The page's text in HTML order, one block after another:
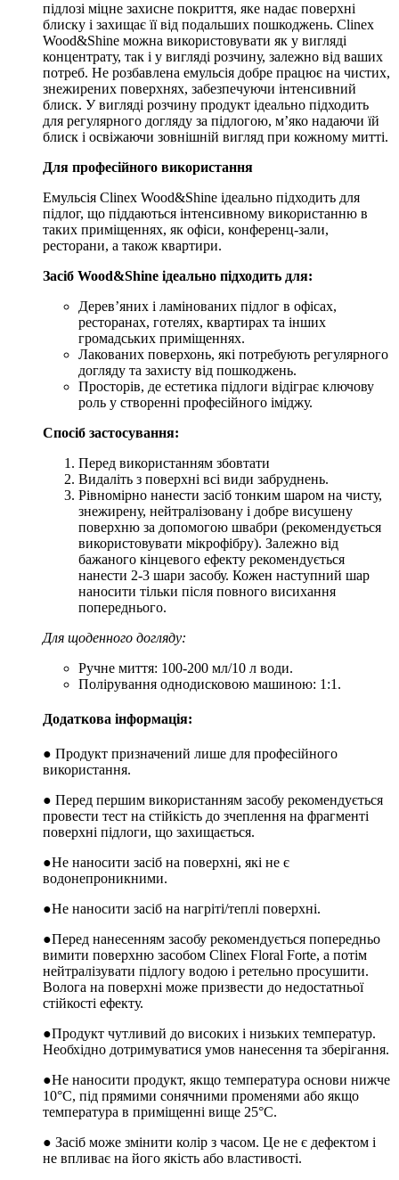
підлозі міцне захисне покриття, яке надає поверхні
блиску і захищає її від подальших пошкоджень. Clinex
Wood&Shine можна використовувати як у вигляді
концентрату, так і у вигляді розчину, залежно від ваших
потреб. Не розбавлена емульсія добре працює на чистих,
знежирених поверхнях, забезпечуючи інтенсивний
блиск. У вигляді розчину продукт ідеально підходить
для регулярного догляду за підлогою, м’яко надаючи їй
блиск і освіжаючи зовнішній вигляд при кожному митті.
Для професійного використання
Емульсія Clinex Wood&Shine ідеально підходить для
підлог, що піддаються інтенсивному використанню в
таких приміщеннях, як офіси, конференц-зали,
ресторани, а також квартири.
Засіб Wood&Shine ідеально підходить для:
Дерев’яних і ламінованих підлог в офісах,
ресторанах, готелях, квартирах та інших
громадських приміщеннях.
Лакованих поверхонь, які потребують регулярного
догляду та захисту від пошкоджень.
Просторів, де естетика підлоги відіграє ключову
роль у створенні професійного іміджу.
Спосіб застосування:
Перед використанням збовтати
Видаліть з поверхні всі види забруднень.
Рівномірно нанести засіб тонким шаром на чисту,
знежирену, нейтралізовану і добре висушену
поверхню за допомогою швабри (рекомендується
використовувати мікрофібру). Залежно від
бажаного кінцевого ефекту рекомендується
нанести 2-3 шари засобу. Кожен наступний шар
наносити тільки після повного висихання
попереднього.
Для щоденного догляду:
Ручне миття: 100-200 мл/10 л води.
Полірування однодисковою машиною: 1:1.
Додаткова інформація:
● Продукт призначений лише для професійного
використання.
● Перед першим використанням засобу рекомендується
провести тест на стійкість до зчеплення на фрагменті
поверхні підлоги, що захищається.
●Не наносити засіб на поверхні, які не є
водонепроникними.
●Не наносити засіб на нагріті/теплі поверхні.
●Перед нанесенням засобу рекомендується попередньо
вимити поверхню засобом Clinex Floral Forte, а потім
нейтралізувати підлогу водою і ретельно просушити.
Волога на поверхні може призвести до недостатньої
стійкості ефекту.
●Продукт чутливий до високих і низьких температур.
Необхідно дотримуватися умов нанесення та зберігання.
●Не наносити продукт, якщо температура основи нижче
10°C, під прямими сонячними променями або якщо
температура в приміщенні вище 25°C.
● Засіб може змінити колір з часом. Це не є дефектом і
не впливає на його якість або властивості.